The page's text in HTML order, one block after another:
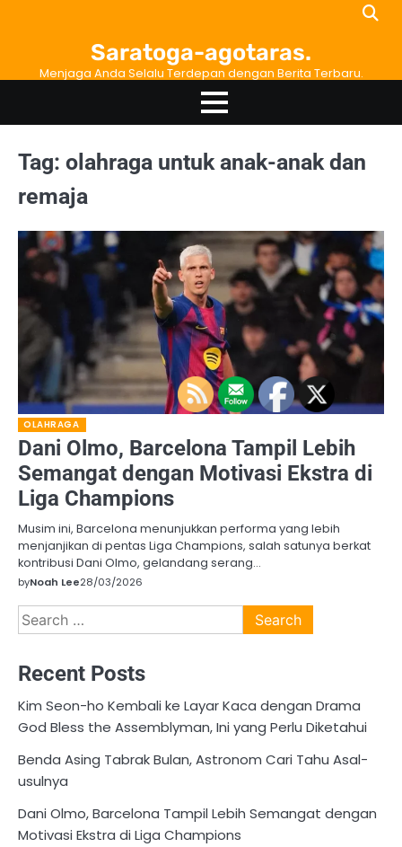
Saratoga-agotaras.
Menjaga Anda Selalu Terdepan dengan Berita Terbaru.
Tag: olahraga untuk anak-anak dan
remaja
OLAHRAGA
Dani Olmo, Barcelona Tampil Lebih
Semangat dengan Motivasi Ekstra di
Liga Champions
Musim ini, Barcelona menunjukkan performa yang lebih
menjanjikan di pentas Liga Champions, salah satunya berkat
kontribusi Dani Olmo, gelandang serang…
byNoah Lee28/03/2026
Search
for:
Recent Posts
Kim Seon-ho Kembali ke Layar Kaca dengan Drama
God Bless the Assemblyman, Ini yang Perlu Diketahui
Benda Asing Tabrak Bulan, Astronom Cari Tahu Asal-
usulnya
Dani Olmo, Barcelona Tampil Lebih Semangat dengan
Motivasi Ekstra di Liga Champions